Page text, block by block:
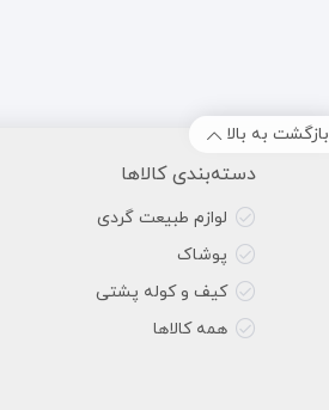
بازگشت به بالا
دسته‌بندی کالاها
لوازم طبیعت گردی
پوشاک
کیف و کوله پشتی
همه کالاها